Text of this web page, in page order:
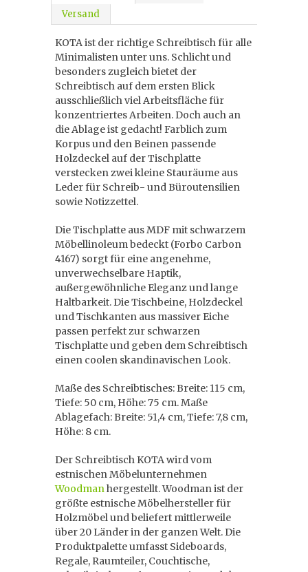
Versand
KOTA ist der richtige Schreibtisch für alle
Minimalisten unter uns. Schlicht und
besonders zugleich bietet der
Schreibtisch auf dem ersten Blick
ausschließlich viel Arbeitsfläche für
konzentriertes Arbeiten. Doch auch an
die Ablage ist gedacht! Farblich zum
Korpus und den Beinen passende
Holzdeckel auf der Tischplatte
verstecken zwei kleine Stauräume aus
Leder für Schreib- und Büroutensilien
sowie Notizzettel.
Die Tischplatte aus MDF mit schwarzem
Möbellinoleum bedeckt (Forbo Carbon
4167) sorgt für eine angenehme,
unverwechselbare Haptik,
außergewöhnliche Eleganz und lange
Haltbarkeit. Die Tischbeine, Holzdeckel
und Tischkanten aus massiver Eiche
passen perfekt zur schwarzen
Tischplatte und geben dem Schreibtisch
einen coolen skandinavischen Look.
Maße des Schreibtisches: Breite: 115 cm,
Tiefe: 50 cm, Höhe: 75 cm. Maße
Ablagefach: Breite: 51,4 cm, Tiefe: 7,8 cm,
Höhe: 8 cm.
Der Schreibtisch KOTA wird vom
estnischen Möbelunternehmen
Woodmanhergestellt. Woodman ist der
größte estnische Möbelhersteller für
Holzmöbel und beliefert mittlerweile
über 20 Länder in der ganzen Welt. Die
Produktpalette umfasst Sideboards,
Regale, Raumteiler, Couchtische,